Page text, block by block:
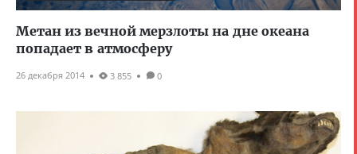
Метан из вечной мерзлоты на дне океана
попадает в атмосферу
26 декабря 2014 3 855 0